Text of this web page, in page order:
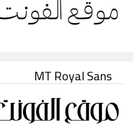
MT Royal Sans